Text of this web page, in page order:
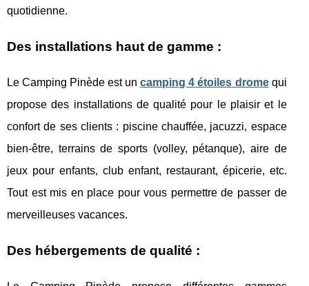
quotidienne.
Des installations haut de gamme :
Le Camping Pinède est uncamping 4 étoiles dromequi
propose des installations de qualité pour le plaisir et le
confort de ses clients : piscine chauffée, jacuzzi, espace
bien-être, terrains de sports (volley, pétanque), aire de
jeux pour enfants, club enfant, restaurant, épicerie, etc.
Tout est mis en place pour vous permettre de passer de
merveilleuses vacances.
Des hébergements de qualité :